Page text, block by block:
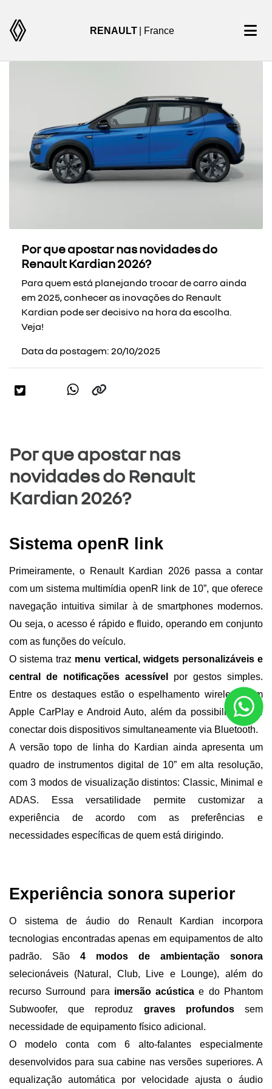
RENAULT | France
Por que apostar nas novidades do
Renault Kardian 2026?
Para quem está planejando trocar de carro ainda
em 2025, conhecer as inovações do Renault
Kardian pode ser decisivo na hora da escolha.
Veja!
Data da postagem: 20/10/2025
Por que apostar nas
novidades do Renault
Kardian 2026?
Sistema openR link
Primeiramente, o Renault Kardian 2026 passa a contar
com um sistema multimídia openR link de 10”, que oferece
navegação intuitiva similar à de smartphones modernos.
Ou seja, o acesso é rápido e fluido, operando em conjunto
com as funções do veículo.
O sistema traz menu vertical, widgets personalizáveis e
central de notificações acessível por gestos simples.
Entre os destaques estão o espelhamento wireless com
Apple CarPlay e Android Auto, além da possibilidade de
conectar dois dispositivos simultaneamente via Bluetooth.
A versão topo de linha do Kardian ainda apresenta um
quadro de instrumentos digital de 10” em alta resolução,
com 3 modos de visualização distintos: Classic, Minimal e
ADAS. Essa versatilidade permite customizar a
experiência de acordo com as preferências e
necessidades específicas de quem está dirigindo.
Experiência sonora superior
O sistema de áudio do Renault Kardian incorpora
tecnologias encontradas apenas em equipamentos de alto
padrão. São
selecionáveis (Natural, Club, Live e Lounge), além do
recurso Surround para imersão acústica e do Phantom
Subwoofer, que reproduz graves profundos sem
necessidade de equipamento físico adicional.
O modelo conta com 6 alto-falantes especialmente
desenvolvidos para sua cabine nas versões superiores. A
equalização automática por velocidade ajusta o áudio